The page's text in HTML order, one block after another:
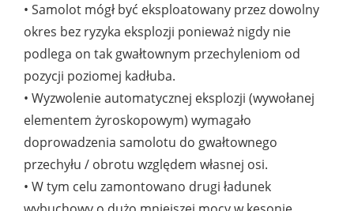
• Samolot mógł być eksploatowany przez dowolny
okres bez ryzyka eksplozji ponieważ nigdy nie
podlega on tak gwałtownym przechyleniom od
pozycji poziomej kadłuba.
• Wyzwolenie automatycznej eksplozji (wywołanej
elementem żyroskopowym) wymagało
doprowadzenia samolotu do gwałtownego
przechyłu / obrotu względem własnej osi.
• W tym celu zamontowano drugi ładunek